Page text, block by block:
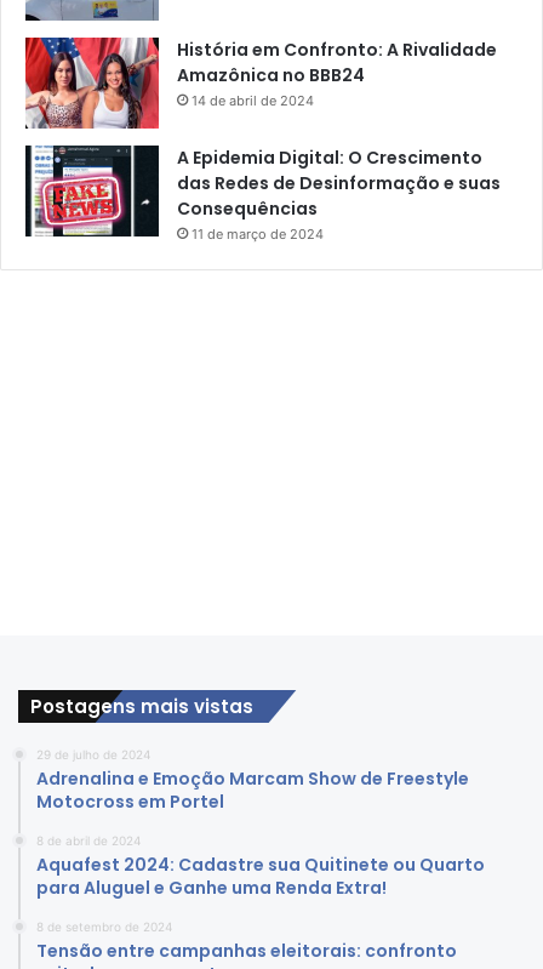
História em Confronto: A Rivalidade
Amazônica no BBB24
14 de abril de 2024
A Epidemia Digital: O Crescimento
das Redes de Desinformação e suas
Consequências
11 de março de 2024
Postagens mais vistas
29 de julho de 2024
Adrenalina e Emoção Marcam Show de Freestyle
Motocross em Portel
8 de abril de 2024
Aquafest 2024: Cadastre sua Quitinete ou Quarto
para Aluguel e Ganhe uma Renda Extra!
8 de setembro de 2024
Tensão entre campanhas eleitorais: confronto